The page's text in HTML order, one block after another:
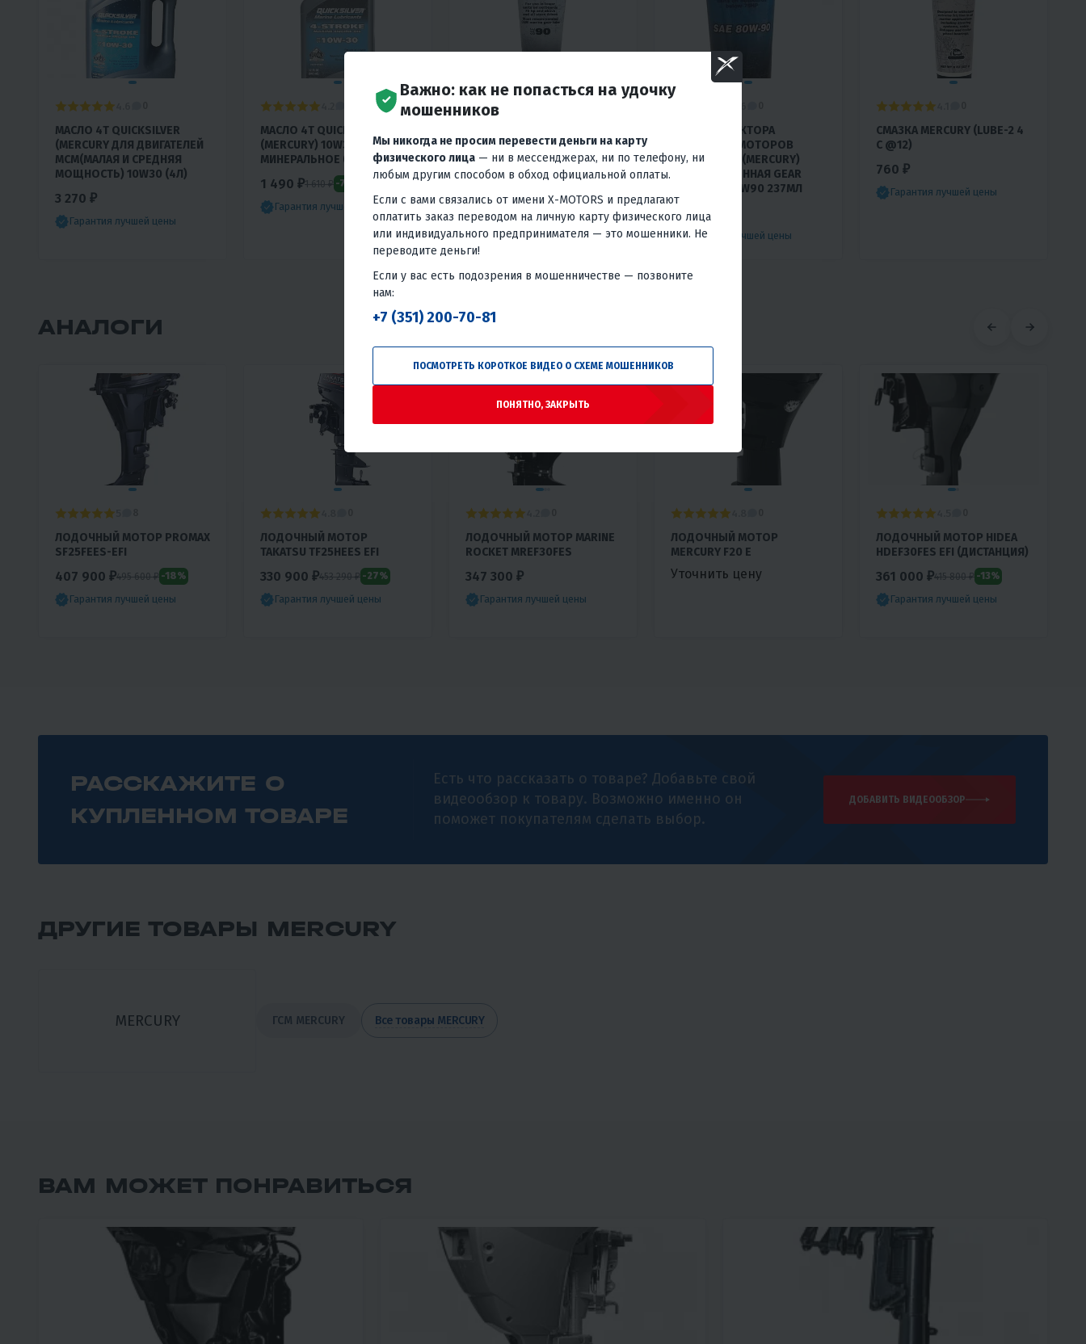
МАСЛО 4T QUICKSILVER
(MERCURY ДЛЯ ДВИГАТЕЛЕЙ
MCM(МАЛАЯ И СРЕДНЯЯ
МОЩНОСТЬ) 10W30 (4Л)
3 270 ₽
Гарантия лучшей цены
МАСЛО 4T QUICKSILVER
(MERCURY) 10W30
МИНЕРАЛЬНОЕ (1Л)
1 490 ₽1 610 ₽ -7%
Гарантия лучшей цены
(MERCURY)
ТРАНСМИСИОННАЯ GEAR
LUBE (ЗАЛИТА С ЗАВОДА В
1 100 ₽1 330 ₽-17%
Гарантия лучшей цены
МАСЛО РЕДУКТОРА
ЛОДОЧНЫХ МОТОРОВ
QUICKSILVER (MERCURY)
ТРАНСМИСИОННАЯ GEAR
LUBE SAW 80W90 237МЛ
990 ₽
Гарантия лучшей цены
СМАЗКА MERCURY (LUBE-2 4
C @12)
760 ₽
Гарантия лучшей цены
АНАЛОГИ
ЛОДОЧНЫЙ МОТОР PROMAX
SF25FEES-EFI
407 900 ₽495 600 ₽ -18%
Гарантия лучшей цены
ЛОДОЧНЫЙ МОТОР
TAKATSU TF25HEES EFI
330 900 ₽453 290 ₽ -27%
Гарантия лучшей цены
ЛОДОЧНЫЙ МОТОР MARINE
ROCKET MREF30FES
347 300 ₽
Гарантия лучшей цены
ЛОДОЧНЫЙ МОТОР
MERCURY F20 E
Уточнить цену
ЛОДОЧНЫЙ МОТОР HIDEA
HDEF30FES EFI (ДИСТАНЦИЯ)
361 000 ₽415 800 ₽ -13%
Гарантия лучшей цены
РАССКАЖИТЕ О
КУПЛЕННОМ ТОВАРЕ
Есть что рассказать о товаре? Добавьте свой
видеообзор к товару. Возможно именно он
поможет покупателям сделать выбор.
ДОБАВИТЬ ВИДЕООБЗОР
ДРУГИЕ ТОВАРЫ MERCURY
MERCURY ГСМ MERCURY Все товары MERCURY
ВАМ МОЖЕТ ПОНРАВИТЬСЯ
Важно: как не попасться на удочку
мошенников
Мы никогда не просим перевести деньги на карту
физического лица — ни в мессенджерах, ни по телефону, ни
любым другим способом в обход официальной оплаты.
Если с вами связались от имени X-MOTORS и предлагают
оплатить заказ переводом на личную карту физического лица
или индивидуального предпринимателя — это мошенники. Не
переводите деньги!
Если у вас есть подозрения в мошенничестве — позвоните
нам:
+7 (351) 200-70-81
ПОСМОТРЕТЬ КОРОТКОЕ ВИДЕО О СХЕМЕ МОШЕННИКОВ
ПОНЯТНО, ЗАКРЫТЬ